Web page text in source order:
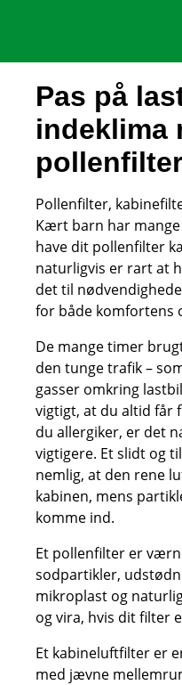
Pas på
indeklima
pollenfilter
Pollenfilter,
Kært barn har
have dit pollenfilter
naturligvis er rart at
det til
for både komfortens
De mange timer
den tunge trafik –
gasser omkring
vigtigt, at du altid får
du allergiker, er det
vigtigere. Et slidt og
nemlig, at den rene
kabinen, mens
komme ind.
Et pollenfilter er
sodpartikler,
mikroplast og
og vira, hvis dit filter
Et kabineluftfilter er
med jævne